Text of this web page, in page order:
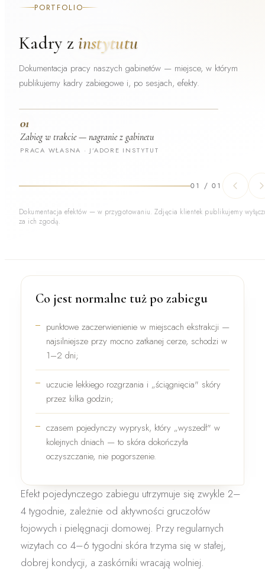
PORTFOLIO
Kadry z instytutu
Dokumentacja pracy naszych gabinetów — miejsce, w którym
publikujemy kadry zabiegowe i, po sesjach, efekty.
01
Zabieg w trakcie — nagranie z gabinetu
PRACA WŁASNA · J’ADORE INSTYTUT
01 / 01
Dokumentacja efektów — w przygotowaniu. Zdjęcia klientek publikujemy
za ich zgodą.
Co jest normalne tuż po zabiegu
punktowe zaczerwienieniew miejscach ekstrakcji —
najsilniejsze przy mocno zatkanej cerze, schodzi w
1–2 dni;
uczucie lekkiego rozgrzania i „ściągnięcia" skóry
przez kilka godzin;
czasem pojedynczy wyprysk, który „wyszedł" w
kolejnych dniach — to skóra dokończyła
oczyszczanie, nie pogorszenie.
Efekt pojedynczego zabiegu utrzymuje się zwykle 2–
4 tygodnie, zależnie od aktywności gruczołów
łojowych i pielęgnacji domowej. Przy regularnych
wizytach co 4–6 tygodni skóra trzyma się w stałej,
dobrej kondycji, a zaskórniki wracają wolniej.